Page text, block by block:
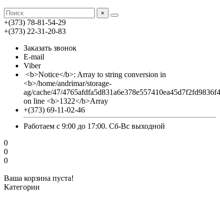
×
+(373) 78-81-54-29
+(373) 22-31-20-83
Заказать звонок
E-mail
Viber
<b>Notice</b>: Array to string conversion in
<b>/home/andrimar/storage-
ag/cache/47/
on line <b>1322</b>Array
+(373) 69-11-02-46
Работаем с 9:00 до 17:00. Сб-Вс выходной
0
0
0
Ваша корзина пуста!
Категории